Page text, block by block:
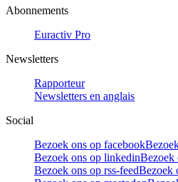
Abonnements
Euractiv Pro
Newsletters
Rapporteur
Newsletters en anglais
Social
Bezoek ons op facebook
Bezoek ons op linkedinBezoek
Bezoek ons op rss-feedBezoek